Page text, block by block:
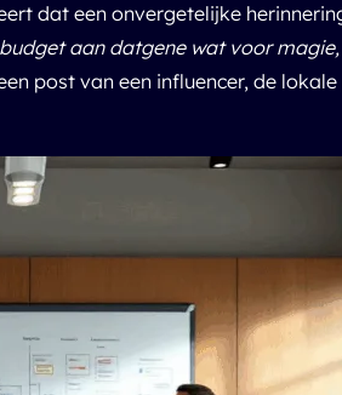
dat een onvergetelijke
aan datgene wat voor
post van een influencer, de